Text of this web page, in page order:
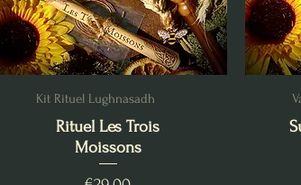
Kit Rituel Lughnasadh
Rituel Les Trois
Moissons